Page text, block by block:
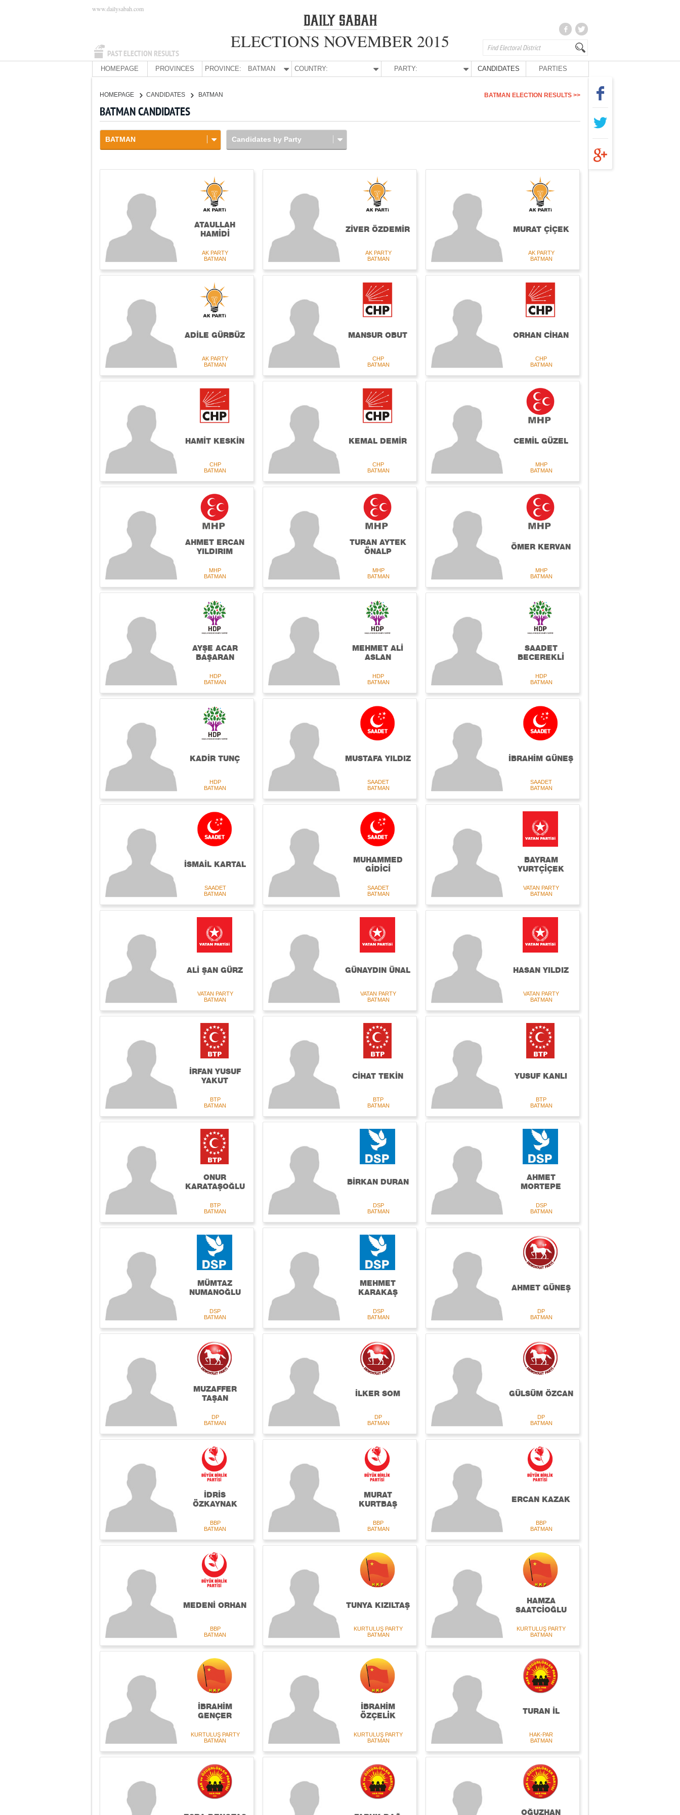
PAST ELECTION RESULTS
www.dailysabah.com
ELECTIONS NOVEMBER 2015
HOMEPAGE PROVINCES PROVINCE: BATMAN COUNTRY: PARTY: CANDIDATES PARTIES
HOMEPAGE CANDIDATES BATMAN BATMAN ELECTION RESULTS >>
BATMAN CANDIDATES
BATMAN Candidates by Party
ATAULLAH
HAMİDİ
AK PARTY
BATMAN
ZİVER ÖZDEMİR
AK PARTY
BATMAN
MURAT ÇİÇEK
AK PARTY
BATMAN
ADİLE GÜRBÜZ
AK PARTY
BATMAN
MANSUR OBUT
CHP
BATMAN
ORHAN CİHAN
CHP
BATMAN
HAMİT KESKİN
CHP
BATMAN
KEMAL DEMİR
CHP
BATMAN
CEMİL GÜZEL
MHP
BATMAN
AHMET ERCAN
YILDIRIM
MHP
BATMAN
TURAN AYTEK
ÖNALP
MHP
BATMAN
ÖMER KERVAN
MHP
BATMAN
AYŞE ACAR
BAŞARAN
HDP
BATMAN
MEHMET ALİ
ASLAN
HDP
BATMAN
SAADET
BECEREKLİ
HDP
BATMAN
KADİR TUNÇ
HDP
BATMAN
MUSTAFA YILDIZ
SAADET
BATMAN
İBRAHİM GÜNEŞ
SAADET
BATMAN
İSMAİL KARTAL
SAADET
BATMAN
MUHAMMED
GİDİCİ
SAADET
BATMAN
BAYRAM
YURTÇİÇEK
VATAN PARTY
BATMAN
ALİ ŞAN GÜRZ
VATAN PARTY
BATMAN
GÜNAYDIN ÜNAL
VATAN PARTY
BATMAN
HASAN YILDIZ
VATAN PARTY
BATMAN
İRFAN YUSUF
YAKUT
BTP
BATMAN
CİHAT TEKİN
BTP
BATMAN
YUSUF KANLI
BTP
BATMAN
ONUR
KARATAŞOĞLU
BTP
BATMAN
BİRKAN DURAN
DSP
BATMAN
AHMET
MORTEPE
DSP
BATMAN
MÜMTAZ
NUMANOĞLU
DSP
BATMAN
MEHMET
KARAKAŞ
DSP
BATMAN
AHMET GÜNEŞ
DP
BATMAN
MUZAFFER
TAŞAN
DP
BATMAN
İLKER SOM
DP
BATMAN
GÜLSÜM ÖZCAN
DP
BATMAN
İDRİS
ÖZKAYNAK
BBP
BATMAN
MURAT
KURTBAŞ
BBP
BATMAN
ERCAN KAZAK
BBP
BATMAN
MEDENİ ORHAN
BBP
BATMAN
TUNYA KIZILTAŞ
KURTULUŞ PARTY
BATMAN
HAMZA
SAATCİOĞLU
KURTULUŞ PARTY
BATMAN
İBRAHİM
GENÇER
KURTULUŞ PARTY
BATMAN
İBRAHİM
ÖZÇELİK
KURTULUŞ PARTY
BATMAN
TURAN İL
HAK-PAR
BATMAN
OĞUZHAN